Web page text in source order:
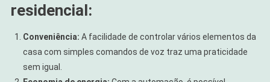
residencial:
Conveniência: A facilidade de controlar vários elementos da
casa com simples comandos de voz traz uma praticidade
sem igual.